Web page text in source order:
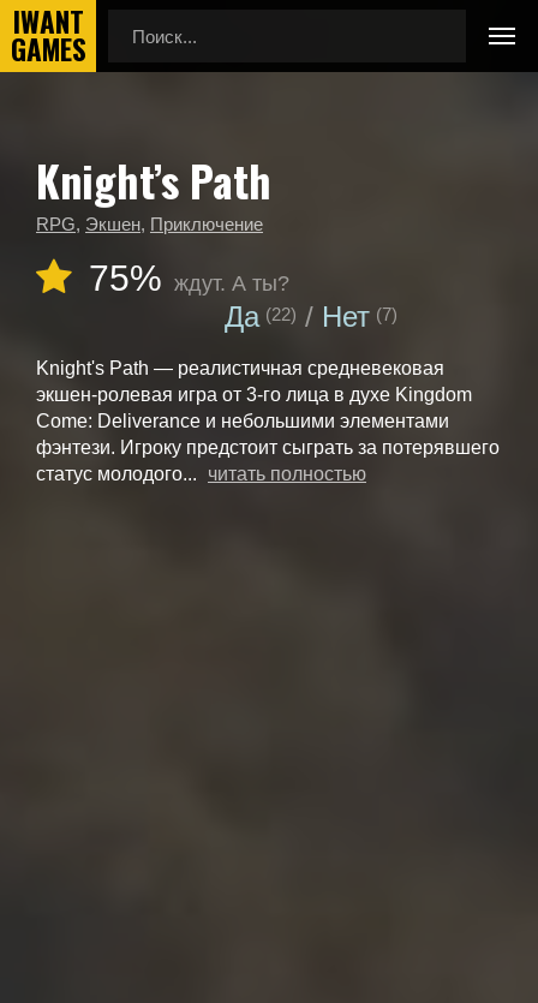
Главная
Календарь выхода игр
Knight’s Path
Knight’s Path
RPG, Экшен, Приключение
75% ждут. А ты?
Да (22) Нет (7)
Knight's Path — реалистичная средневековая
экшен-ролевая игра от 3-го лица в духе Kingdom
Come: Deliverance и небольшими элементами
фэнтези. Игроку предстоит сыграть за потерявшего
статус молодого...
читать полностью